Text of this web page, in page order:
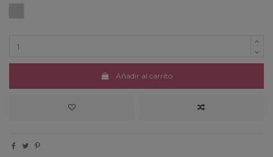
Añadir al carrito